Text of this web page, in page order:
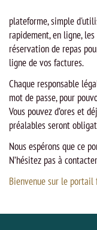
plateforme, simple
rapidement, en ligne,
réservation de repas
ligne de vos factures.
Chaque responsable
mot de passe, pour
Vous pouvez d’ores et
préalables seront
Nous espérons que ce
N’hésitez pas à
Bienvenue sur le